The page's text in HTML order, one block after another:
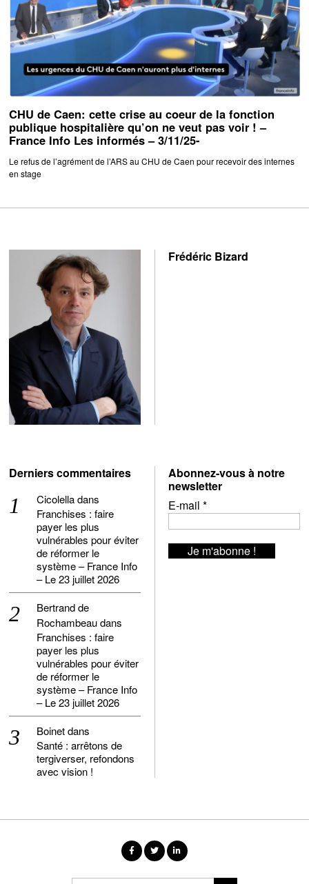
CHU de Caen: cette crise au coeur de la fonction
publique hospitalière qu’on ne veut pas voir ! –
France Info Les informés – 3/11/25-
Le refus de l’agrément de l’ARS au CHU de Caen pour recevoir des internes
en stage
Frédéric Bizard
Derniers commentaires
Cicolelladans
Franchises : faire
payer les plus
vulnérables pour éviter
de réformer le
système – France Info
– Le 23 juillet 2026
Bertrand de
Rochambeaudans
Franchises : faire
payer les plus
vulnérables pour éviter
de réformer le
système – France Info
– Le 23 juillet 2026
Boinetdans
Santé : arrêtons de
tergiverser, refondons
avec vision !
Abonnez-vous à notre
newsletter
E-mail *